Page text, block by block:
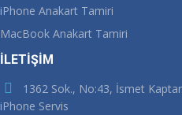
iPhone Anakart Tamiri
MacBook Anakart Tamiri
İLETİŞİM
1362 Sok., No:43, İsmet
iPhone Servis